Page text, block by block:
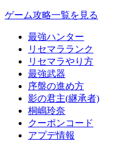
ゲーム攻略一覧を見る
最強ハンター
リセマラランク
リセマラやり方
最強武器
序盤の進め方
影の君主(継承者)
桐嶋玲奈
クーポンコード
アプデ情報